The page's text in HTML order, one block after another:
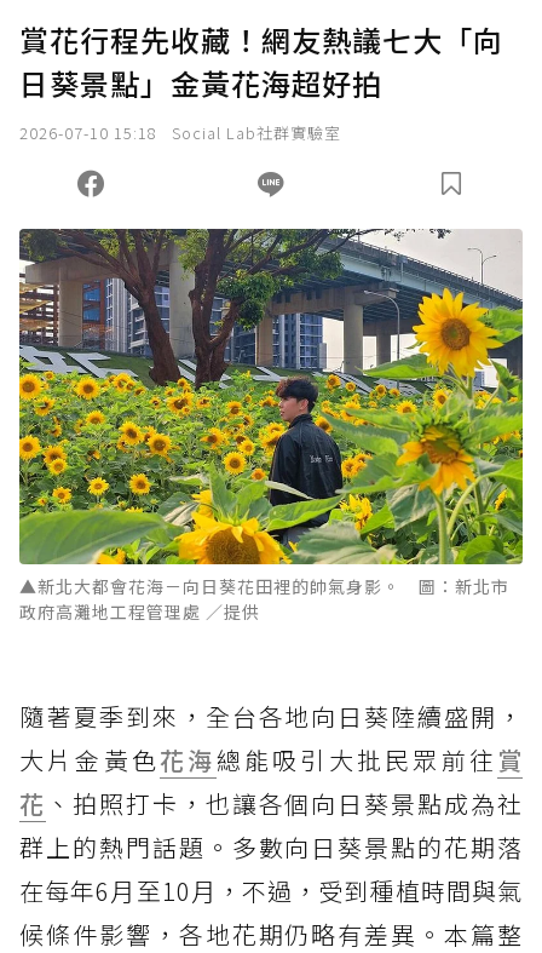
賞花行程先收藏！網友熱議七大「向
日葵景點」金黃花海超好拍
2026-07-10 15:18 Social Lab社群實驗室
▲新北大都會花海－向日葵花田裡的帥氣身影。 圖：新北市
政府高灘地工程管理處 ／提供
隨著夏季到來，全台各地向日葵陸續盛開，
大片金黃色花海總能吸引大批民眾前往 賞
花 、拍照打卡，也讓各個向日葵景點成為社
群上的熱門話題。多數向日葵景點的花期落
在每年6月至10月，不過，受到種植時間與氣
候條件影響，各地花期仍略有差異。本篇整